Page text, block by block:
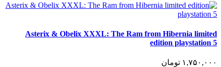
Asterix & Obelix XXXL: The Ram from Hibernia limited
edition playstation 5
١,٧۵٠,٠٠٠ تومان